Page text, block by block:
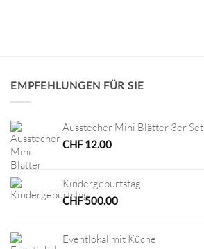
EMPFEHLUNGEN FÜR SIE
Ausstecher Mini Blätter 3er Set
CHF12.00
Kindergeburtstag
CHF500.00
Eventlokal mit Küche